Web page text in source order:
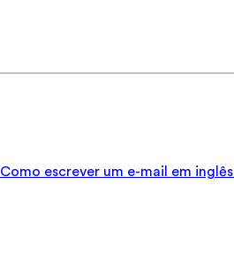
Como escrever um e-mail em inglês